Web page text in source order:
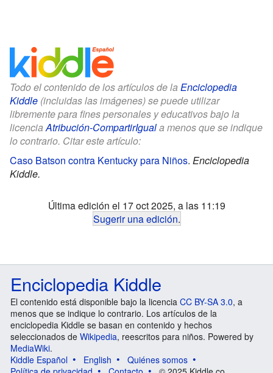
Todo el contenido de los artículos de la Enciclopedia
Kiddle (incluidas las imágenes) se puede utilizar
libremente para fines personales y educativos bajo la
licenciaAtribución-CompartirIguala menos que se indique
lo contrario. Citar este artículo:
Caso Batson contra Kentucky para Niños. Enciclopedia
Kiddle.
Última edición el 17 oct 2025, a las 11:19
Sugerir una edición.
Enciclopedia Kiddle
El contenido está disponible bajo la licencia CC BY-SA 3.0, a
menos que se indique lo contrario. Los artículos de la
enciclopedia Kiddle se basan en contenido y hechos
seleccionados de Wikipedia, reescritos para niños. Powered by
MediaWiki.
Kiddle Español
English
Quiénes somos